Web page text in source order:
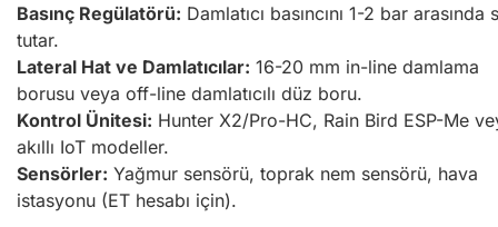
Basınç Regülatörü: Damlatıcı basıncını 1-2 bar arasında
tutar.
Lateral Hat ve Damlatıcılar: 16-20 mm in-line damlama
borusu veya off-line damlatıcılı düz boru.
Kontrol Ünitesi: Hunter X2/Pro-HC, Rain Bird ESP-Me
akıllı IoT modeller.
Sensörler: Yağmur sensörü, toprak nem sensörü, hava
istasyonu (ET hesabı için).